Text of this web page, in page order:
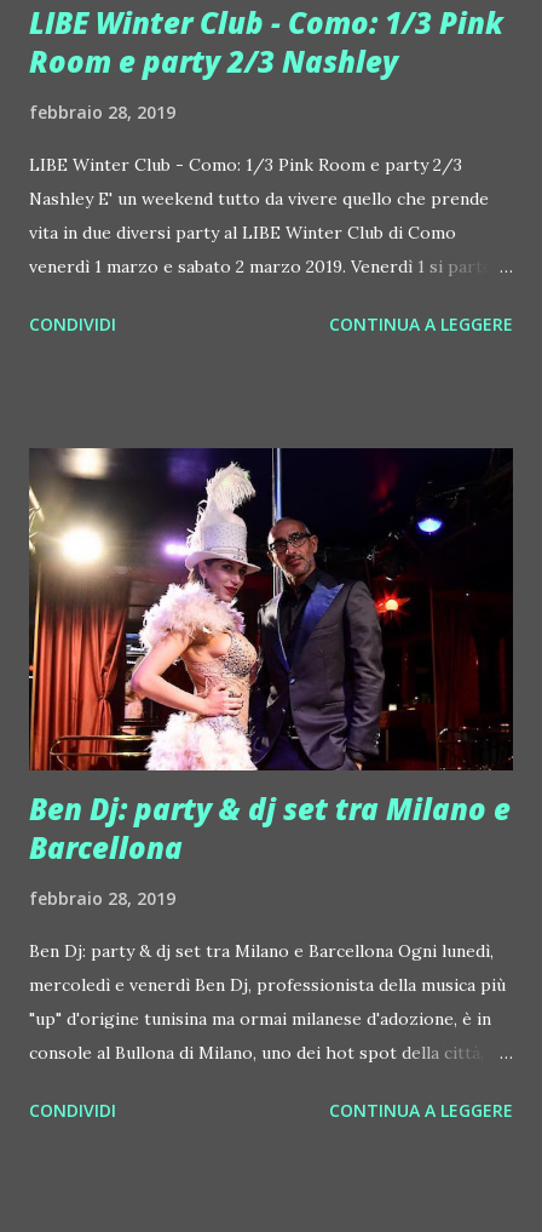
LIBE Winter Club - Como: 1/3 Pink
Room e party 2/3 Nashley
febbraio 28, 2019
LIBE Winter Club - Como: 1/3 Pink Room e party 2/3
Nashley E' un weekend tutto da vivere quello che prende
vita in due diversi party al LIBE Winter Club di Como
venerdì 1 marzo e sabato 2 marzo 2019. Venerdì 1 si parte
ragazze, solo da mezzanotte al mezzanotte e trenta, in Sala
(nella foto), che sarà protagonista di un live show
scatenato. Guest Voice è Claude Le Boy, al mixer Jahn, Keys
e Cants. Il party è in collaborazione con Touch Down.
Nashley Rodeghiero, in arte Nashley, nasce nel 2000 in
provincia di Vicenza. L'artista coltiva la passione per la
scrittura cimentandosi in poesie e testi fin da piccolo, per
poi dedicarsi alla stesura di rime, strofe e ritornelli. Ama il
rap perché: «descrive i pensieri di noi giovani che passiamo
la maggior parte della g...
CONDIVIDI CONTINUA A LEGGERE
Ben Dj: party & dj set tra Milano e
Barcellona
febbraio 28, 2019
Ben Dj: party & dj set tra Milano e Barcellona Ogni lunedì,
mercoledì e venerdì Ben Dj, professionista della musica più
"up" d'origine tunisina ma ormai milanese d'adozione, è in
console al Bullona di Milano, uno dei hot spot della città, un
tempo, guardare e farsi guardare. Ogni giovedì invece è al
CONDIVIDI CONTINUA A LEGGERE